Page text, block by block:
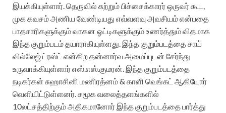
இயக்கியுள்ளார். தெருவில் சுற்றும் பிச்சைக்காரர் ஒருவர் கூட,
முக கவசம் அணிய வேண்டியது எவ்வளவு அவசியம் என்பதை
பாதசாரிகளுக்கும் வாகன ஓட்டிகளுக்கும் உணர்த்தும் விதமாக
இந்த குறும்படம் தயாராகியுள்ளது. இந்த குறும்படத்தை சாய்
வில்லேஜ் ட்ரஸ்ட் என்கிற தன்னார்வ அமைப்புடன் சேர்ந்து
உருவாக்கியுள்ளார் எஸ்.எஸ்.குமரன். இந்த குறும்படத்தை
நடிகர்கள் சுஹாசினி மணிரத்னம் & காளி வெங்கட் ஆகியோர்
வெளியிட்டுள்ளனர். சமூக வலைத்தளங்களில்
10லட்சத்திற்கும் அதிகமானோர் இந்த குறும்படத்தை பார்த்து